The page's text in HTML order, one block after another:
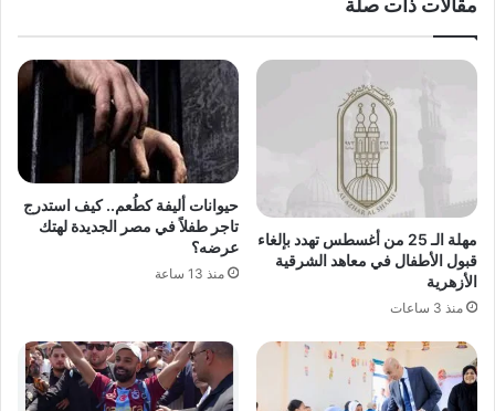
مقالات ذات صلة
مهلة الـ 25 من أغسطس تهدد بإلغاء
قبول الأطفال في معاهد الشرقية
الأزهرية
منذ 3 ساعات
حيوانات أليفة كطُعم.. كيف استدرج
تاجر طفلاً في مصر الجديدة لهتك
عرضه؟
منذ 13 ساعة